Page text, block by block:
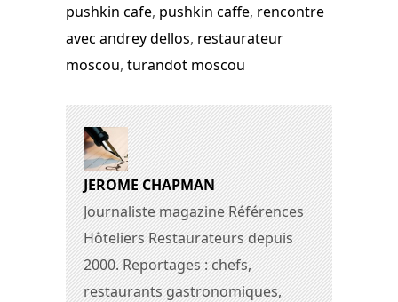
pushkin cafe, pushkin caffe, rencontre
avec andrey dellos, restaurateur
moscou, turandot moscou
JEROME CHAPMAN
Journaliste magazine Références
Hôteliers Restaurateurs depuis
2000. Reportages : chefs,
restaurants gastronomiques,